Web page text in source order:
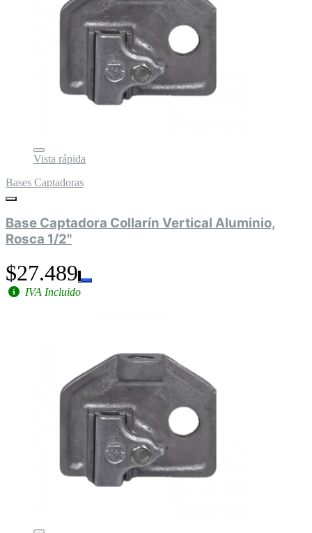
Vista rápida
Bases Captadoras
Base Captadora Collarín Vertical Aluminio,
Rosca 1/2"
$27.489
IVA Incluido